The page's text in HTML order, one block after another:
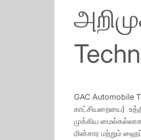
GAC Automobile
காட்சியறையை)
முக்கிய
மின்சார மற்றும்